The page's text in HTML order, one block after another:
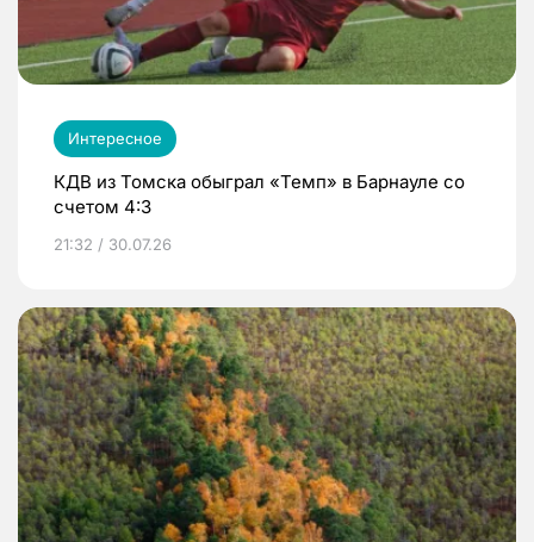
Интересное
КДВ из Томска обыграл «Темп» в Барнауле со
счетом 4:3
21:32 / 30.07.26